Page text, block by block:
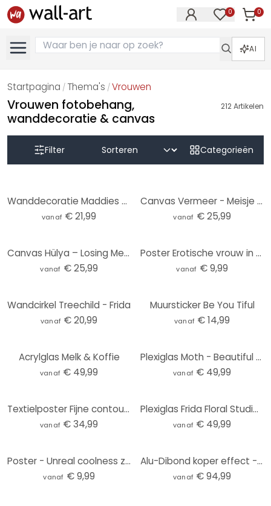
0 0
AI
Startpagina / Thema's /Vrouwen
Vrouwen fotobehang,
wanddecoratie & canvas
212Artikelen
Filter Categorieën
Wanddecoratie Maddies Mood - Jota de jai - aluminium dibond rond
vanaf € 21,99
Canvas Vermeer - Meisje met de Parel
vanaf € 25,99
Canvas Hülya – Losing Memories
vanaf € 25,99
Poster Erotische vrouw in de badkamer - Toniolo
vanaf € 9,99
Wandcirkel Treechild - Frida
vanaf € 20,99
Muursticker Be You Tiful
vanaf € 14,99
Acrylglas Melk & Koffie
vanaf € 49,99
Plexiglas Moth - Beautiful Flower Lady
vanaf € 49,99
Textielposter Fijne contouren van een vrouw - Lijnkunst - Tunaboylu - Panorama
vanaf € 34,99
Plexiglas Frida Floral Studio - Frida Floral
vanaf € 49,99
Poster - Unreal coolness zwart wit
vanaf € 9,99
Alu-Dibond koper effect - Besari - Artemis
vanaf € 94,99